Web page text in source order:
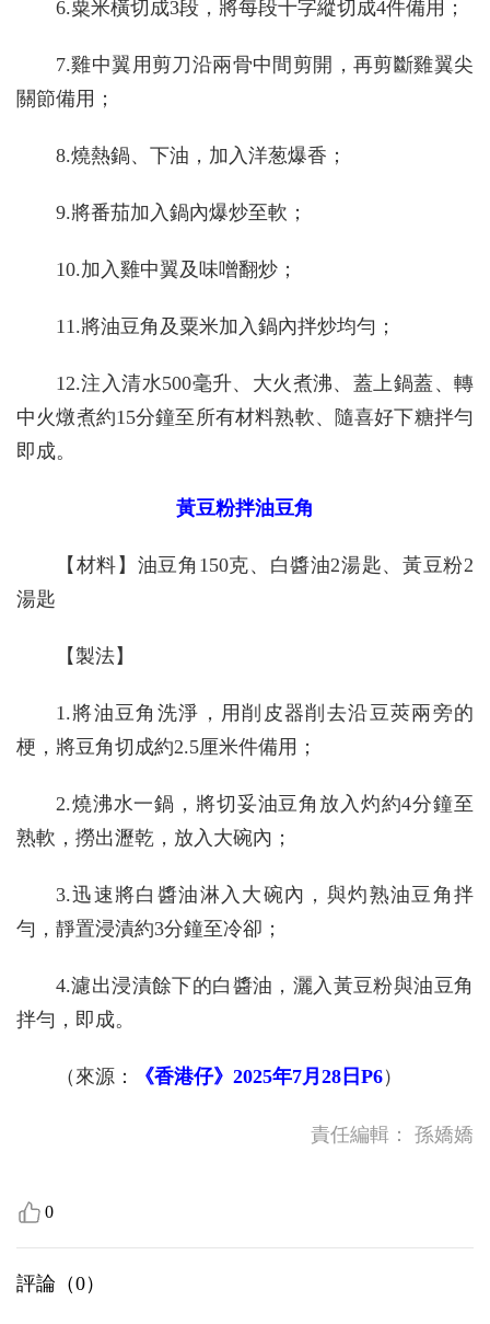
6.粟米橫切成3段，將每段十字縱切成4件備用；
7.雞中翼用剪刀沿兩骨中間剪開，再剪斷雞翼尖
關節備用；
8.燒熱鍋、下油，加入洋葱爆香；
9.將番茄加入鍋內爆炒至軟；
10.加入雞中翼及味噌翻炒；
11.將油豆角及粟米加入鍋內拌炒均勻；
12.注入清水500毫升、大火煮沸、蓋上鍋蓋、轉
中火燉煮約15分鐘至所有材料熟軟、隨喜好下糖拌勻
即成。
黃豆粉拌油豆角
【材料】油豆角150克、白醬油2湯匙、黃豆粉2
湯匙
【製法】
1.將油豆角洗淨，用削皮器削去沿豆莢兩旁的
梗，將豆角切成約2.5厘米件備用；
2.燒沸水一鍋，將切妥油豆角放入灼約4分鐘至
熟軟，撈出瀝乾，放入大碗內；
3.迅速將白醬油淋入大碗內，與灼熟油豆角拌
勻，靜置浸漬約3分鐘至冷卻；
4.濾出浸漬餘下的白醬油，灑入黃豆粉與油豆角
拌勻，即成。
（來源： 《香港仔》2025年7月28日P6）
責任編輯： 孫嬌嬌
0
評論（0）